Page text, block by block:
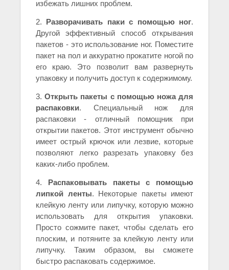
избежать лишних проблем.
2. Разворачивать паки с помощью ног.
Другой эффективный способ открывания
пакетов - это использование ног. Поместите
пакет на пол и аккуратно прокатите ногой по
его краю. Это позволит вам развернуть
упаковку и получить доступ к содержимому.
3.Открыть пакеты с помощью ножа для
распаковки. Специальный нож для
распаковки - отличный помощник при
открытии пакетов. Этот инструмент обычно
имеет острый крючок или лезвие, которые
позволяют легко разрезать упаковку без
каких-либо проблем.
4. Распаковывать пакеты с помощью
липкой ленты. Некоторые пакеты имеют
клейкую ленту или липучку, которую можно
использовать для открытия упаковки.
Просто сожмите пакет, чтобы сделать его
плоским, и потяните за клейкую ленту или
липучку. Таким образом, вы сможете
быстро распаковать содержимое.